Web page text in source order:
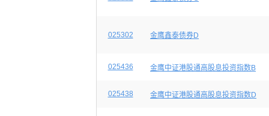
025302 金鹰鑫泰债券D
025436 金鹰中证港股通高股息投资指数B
025438 金鹰中证港股通高股息投资指数D